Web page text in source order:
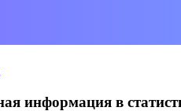
информация в